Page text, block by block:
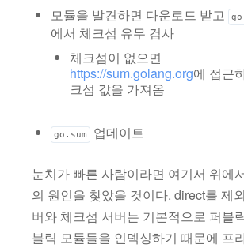
모듈을 발견하면 다운로드 받고
에서 체크섬 유무 검사
체크섬이 없으면
https://sum.golang.org에 접근
크섬 값을 가져옴
go.sum 업데이트
눈치가 빠른 사람이라면 여기서 위에
의 원인을 찾았을 것이다. direct를 제
버와 체크섬 서버는 기본적으로 퍼블
블릭 모듈들을 인덱싱하기 때문에 프